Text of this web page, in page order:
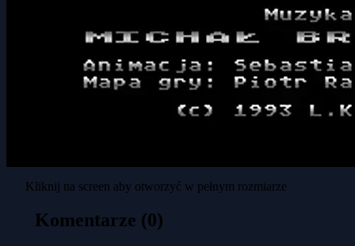
Kliknij na screen aby otworzyć w pełnym rozmiarze
Komentarze (0)